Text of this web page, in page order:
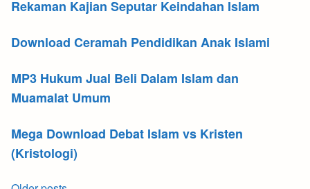
Rekaman Kajian Seputar Keindahan Islam
Download Ceramah Pendidikan Anak Islami
MP3 Hukum Jual Beli Dalam Islam dan
Muamalat Umum
Mega Download Debat Islam vs Kristen
(Kristologi)